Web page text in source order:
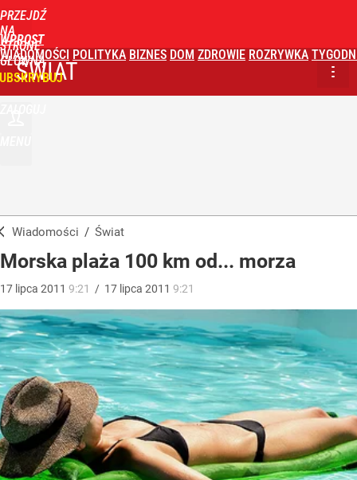
PRZEJDŹ
NA
STRONĘ
GŁÓWNĄ
WPROST
WIADOMOŚCI POLITYKA BIZNES DOM ZDROWIE ROZRYWKA
ŚWIAT
Wiadomości / Świat
Morska plaża 100 km od... morza
17 lipca 2011 9:21 / 17 lipca 2011 9:21